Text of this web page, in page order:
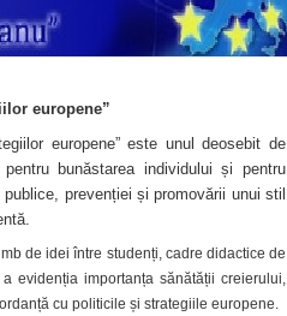
europene”
europene” este unul deosebit de
bunăstarea individului și pentru
prevenției și promovării unui stil
de idei între studenți, cadre didactice de
evidenția importanța sănătății creierului,
cu politicile și strategiile europene.